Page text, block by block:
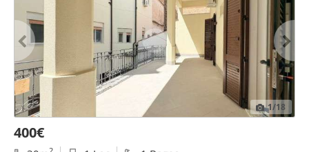
1/18
400€